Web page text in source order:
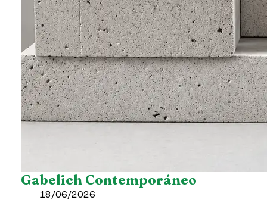
Gabelich Contemporáneo
18/06/2026